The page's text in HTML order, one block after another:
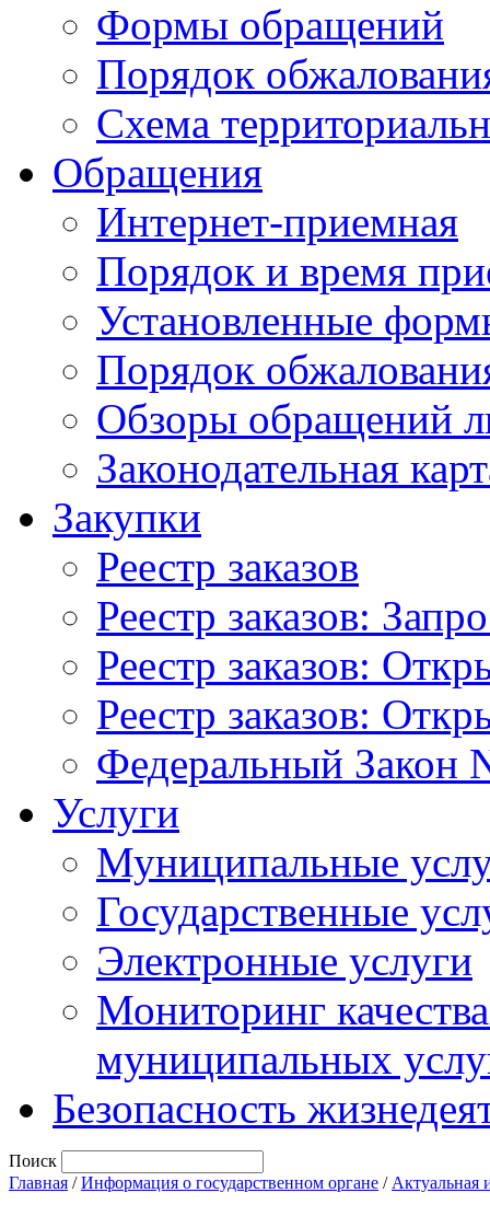
Формы обращений
Порядок
Схема
Обращения
Интернет-приемная
Порядок и время
Установленные
Порядок
Обзоры обращений
Законодательная
Закупки
Реестр заказов
Реестр заказов:
Реестр заказов:
Реестр заказов:
Федеральный Закон
Услуги
Муниципальные
Государственные
Электронные услуги
Мониторинг
муниципальных
Безопасность
Поиск
Главная /Информация о государственном органе / Актуальная